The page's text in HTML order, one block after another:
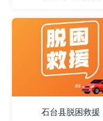
石台县脱困救援